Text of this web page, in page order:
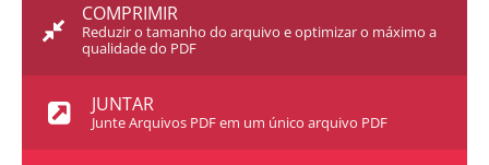
COMPRIMIR
Reduzir o tamanho do arquivo e optimizar o máximo a
qualidade do PDF
JUNTAR
Junte Arquivos PDF em um único arquivo PDF